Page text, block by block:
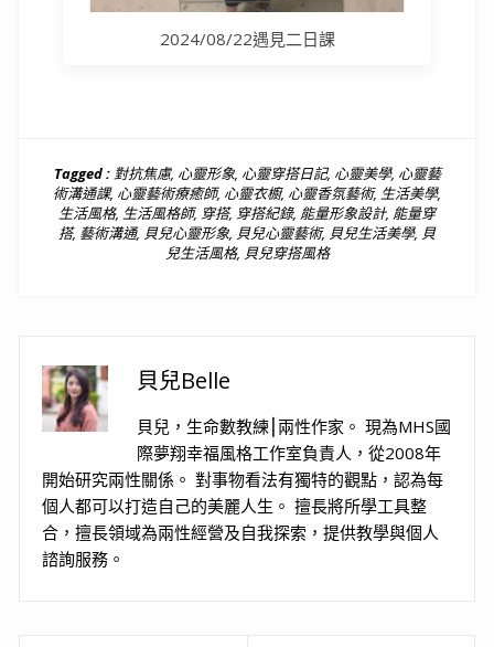
2024/08/22遇見二日課
Tagged :對抗焦慮, 心靈形象, 心靈穿搭日記, 心靈美學, 心靈藝
術溝通課, 心靈藝術療癒師, 心靈衣櫥, 心靈香氛藝術, 生活美學,
生活風格, 生活風格師, 穿搭, 穿搭紀錄, 能量形象設計, 能量穿
搭, 藝術溝通, 貝兒心靈形象, 貝兒心靈藝術, 貝兒生活美學, 貝
兒生活風格, 貝兒穿搭風格
貝兒Belle
貝兒，生命數教練⎮兩性作家。 現為MHS國
際夢翔幸福風格工作室負責人，從2008年
開始研究兩性關係。 對事物看法有獨特的觀點，認為每
個人都可以打造自己的美麗人生。 擅長將所學工具整
合，擅長領域為兩性經營及自我探索，提供教學與個人
諮詢服務。